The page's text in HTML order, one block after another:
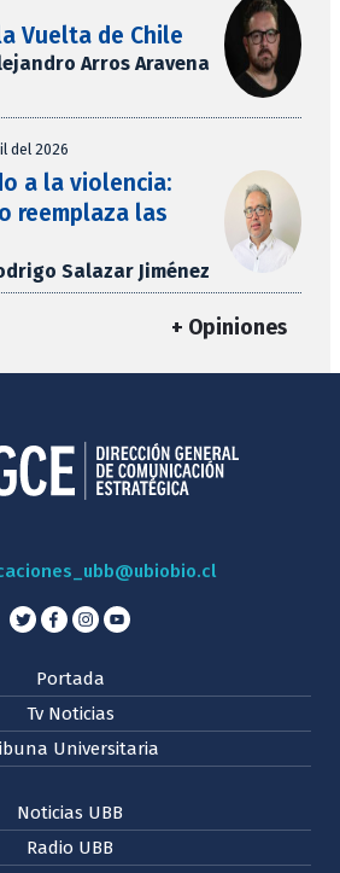
Vuelta de Chile
Arros Aravena
del 2026
a la violencia:
reemplaza las
Salazar Jiménez
+ Opiniones
Portada
Tv Noticias
Universitaria
Noticias UBB
Radio UBB